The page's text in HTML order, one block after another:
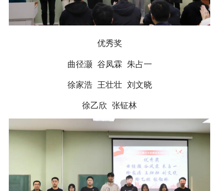
优秀奖
曲径灏 谷凤霖 朱占一
徐家浩 王壮壮 刘文晓
徐乙欣 张钲林